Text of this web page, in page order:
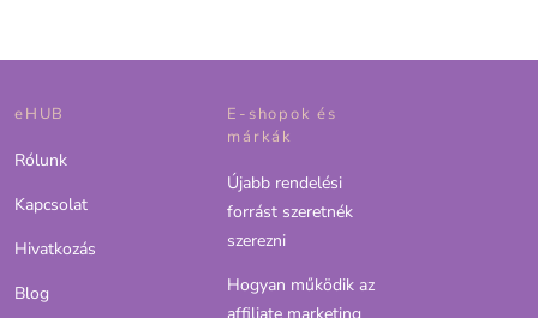
eHUB
Rólunk
Kapcsolat
Hivatkozás
Blog
E-shopok és
márkák
Újabb rendelési
forrást szeretnék
szerezni
Hogyan működik az